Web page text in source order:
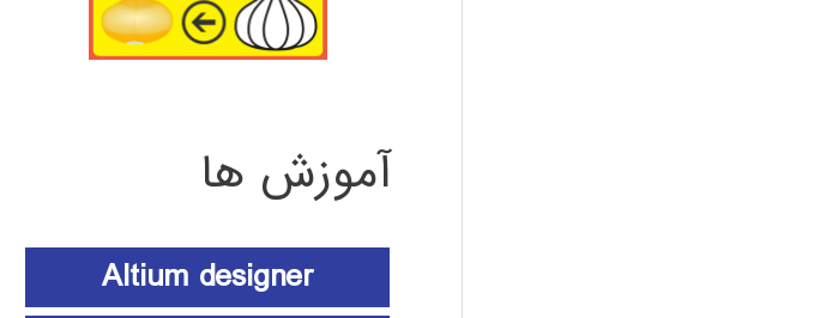
آموزش ها
Altium designer